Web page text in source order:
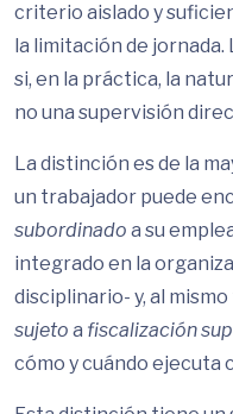
criterio aislado y
la limitación de
si, en la práctica, la
no una supervisión
La distinción es de la
un trabajador puede
subordinado a su
integrado en la
disciplinario- y, al
sujeto a fiscalización
cómo y cuándo ejecuta